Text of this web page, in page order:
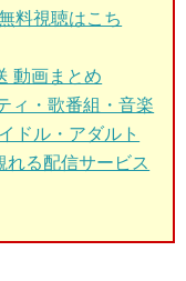
料視聴はこち
動画まとめ
ィ・歌番組・音楽
ドル・アダルト
れる配信サービス